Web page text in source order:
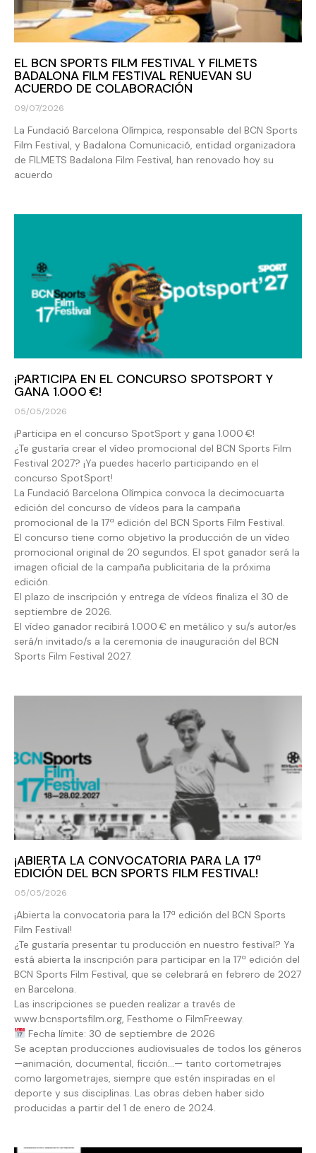
EL BCN SPORTS FILM FESTIVAL Y FILMETS
BADALONA FILM FESTIVAL RENUEVAN SU
ACUERDO DE COLABORACIÓN
09/07/2026
La Fundació Barcelona Olímpica, responsable del BCN Sports
Film Festival, y Badalona Comunicació, entidad organizadora
de FILMETS Badalona Film Festival, han renovado hoy su
acuerdo
¡PARTICIPA EN EL CONCURSO SPOTSPORT Y
GANA 1.000 €!
05/05/2026
¡Participa en el concurso SpotSport y gana 1.000 €!
¿Te gustaría crear el vídeo promocional del BCN Sports Film
Festival 2027? ¡Ya puedes hacerlo participando en el
concurso SpotSport!
La Fundació Barcelona Olímpica convoca la decimocuarta
edición del concurso de vídeos para la campaña
promocional de la 17ª edición del BCN Sports Film Festival.
El concurso tiene como objetivo la producción de un vídeo
promocional original de 20 segundos. El spot ganador será la
imagen oficial de la campaña publicitaria de la próxima
edición.
El plazo de inscripción y entrega de vídeos finaliza el 30 de
septiembre de 2026.
El vídeo ganador recibirá 1.000 € en metálico y su/s autor/es
será/n invitado/s a la ceremonia de inauguración del BCN
Sports Film Festival 2027.
¡ABIERTA LA CONVOCATORIA PARA LA 17ª
EDICIÓN DEL BCN SPORTS FILM FESTIVAL!
05/05/2026
¡Abierta la convocatoria para la 17ª edición del BCN Sports
Film Festival!
¿Te gustaría presentar tu producción en nuestro festival? Ya
está abierta la inscripción para participar en la 17ª edición del
BCN Sports Film Festival, que se celebrará en febrero de 2027
en Barcelona.
Las inscripciones se pueden realizar a través de
www.bcnsportsfilm.org, Festhome o FilmFreeway.
Fecha límite: 30 de septiembre de 2026
Se aceptan producciones audiovisuales de todos los géneros
—animación, documental, ficción…— tanto cortometrajes
como largometrajes, siempre que estén inspiradas en el
deporte y sus disciplinas. Las obras deben haber sido
producidas a partir del 1 de enero de 2024.